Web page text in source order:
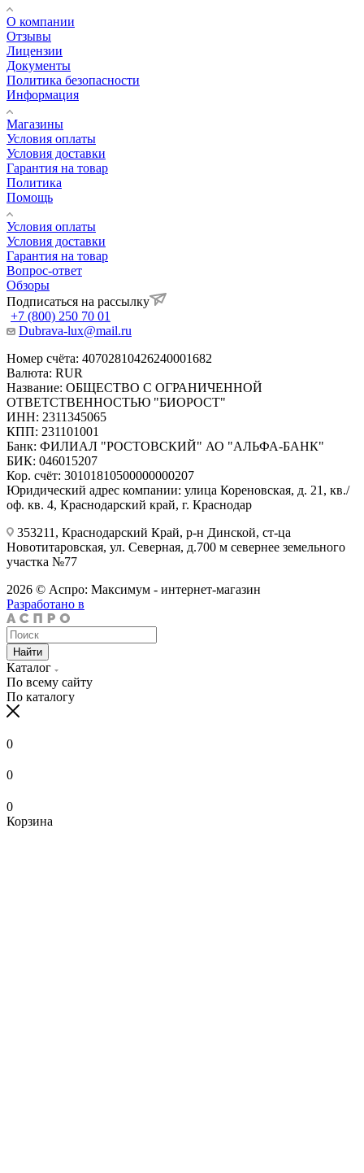
О компании
Отзывы
Лицензии
Документы
Политика безопасности
Информация
Магазины
Условия оплаты
Условия доставки
Гарантия на товар
Политика
Помощь
Условия оплаты
Условия доставки
Гарантия на товар
Вопрос-ответ
Обзоры
Подписаться на рассылку
+7 (800) 250 70 01
Dubrava-lux@mail.ru
Номер счёта: 40702810426240001682
Валюта: RUR
Название: ОБЩЕСТВО С ОГРАНИЧЕННОЙ
ОТВЕТСТВЕННОСТЬЮ "БИОРОСТ"
ИНН: 2311345065
КПП: 231101001
Банк: ФИЛИАЛ "РОСТОВСКИЙ" АО "АЛЬФА-БАНК"
БИК: 046015207
Кор. счёт: 30101810500000000207
Юридический адрес компании: улица Кореновская, д. 21, кв./
оф. кв. 4, Краснодарский край, г. Краснодар
353211, Краснодарский Край, р-н Динской, ст-ца
Новотитаровская, ул. Северная, д.700 м севернее земельного
участка №77
2026 © Аспро: Максимум - интернет-магазин
Разработано в
Найти
Каталог
По всему сайту
По каталогу
0
0
0
Корзина